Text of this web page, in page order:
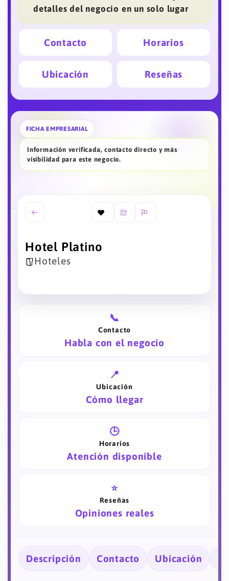
detalles del negocio en un solo lugar
Contacto Horarios
Ubicación Reseñas
FICHA EMPRESARIAL
Información verificada, contacto directo y más
visibilidad para este negocio.
Hotel Platino
Hoteles
📞
Contacto
Habla con el negocio
📍
Ubicación
Cómo llegar
🕒
Horarios
Atención disponible
⭐
Reseñas
Opiniones reales
Descripción Contacto Ubicación